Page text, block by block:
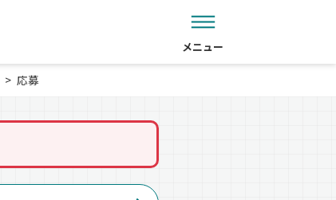
メニュー
応募